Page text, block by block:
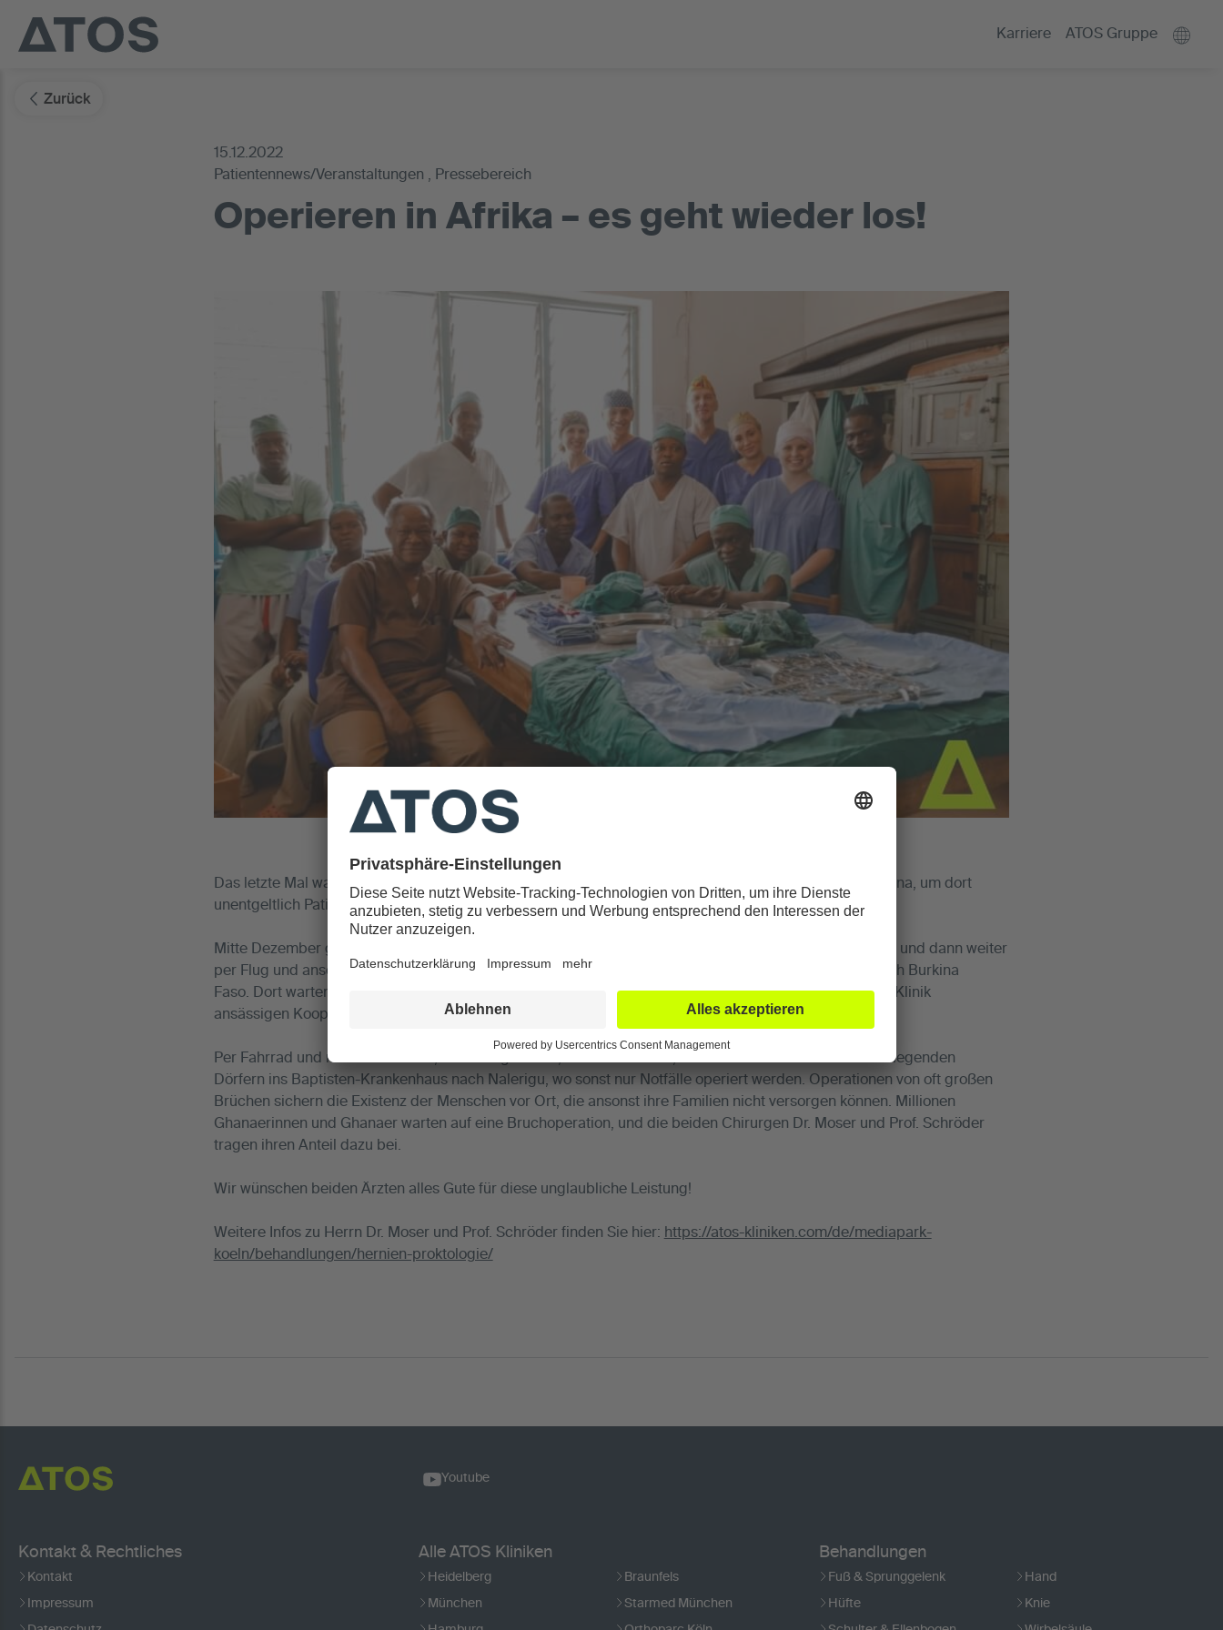
Karriere ATOS Gruppe
Zurück
15.12.2022
Patientennews/Veranstaltungen , Pressebereich
Operieren in Afrika – es geht wieder los!
Das letzte Mal waren Dr. Moser als Initator von „Operation Hernia Köln“ und Prof. Schröder 2019 in Ghana, um dort
unentgeltlich Patienten mit Nabel-, Narben- und Leistenbrüchen zu operieren.
Mitte Dezember geht es nach der Pandemie endlich wieder los. Zuerst geht es in die Hauptstadt Accra und dann weiter
per Flug und anschließender fünfstündiger Autofahrt nach Nalerigu, einem Dorf unweit der Grenze nach Burkina
Faso. Dort warten die Patientinnen und Patienten auf die beiden Chirurgen aus der in ATOS MediaPark Klinik
ansässigen Kooperationspraxis „Chirurgica Colonia“.
Per Fahrrad und meistens zu Fuß, oft als Tagesreise, kommen Frauen, Männer und Kinder aus den umliegenden
Dörfern ins Baptisten-Krankenhaus nach Nalerigu, wo sonst nur Notfälle operiert werden. Operationen von oft großen
Brüchen sichern die Existenz der Menschen vor Ort, die ansonst ihre Familien nicht versorgen können. Millionen
Ghanaerinnen und Ghanaer warten auf eine Bruchoperation, und die beiden Chirurgen Dr. Moser und Prof. Schröder
tragen ihren Anteil dazu bei.
Wir wünschen beiden Ärzten alles Gute für diese unglaubliche Leistung!
Weitere Infos zu Herrn Dr. Moser und Prof. Schröder finden Sie hier: https://atos-kliniken.com/de/mediapark-
koeln/behandlungen/hernien-proktologie/
Youtube
Kontakt & Rechtliches
Kontakt
Impressum
Alle ATOS Kliniken
Heidelberg Braunfels
München Starmed München
Behandlungen
Fuß & Sprunggelenk Hand
Hüfte Knie